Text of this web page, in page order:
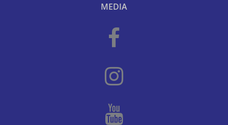
MEDIA